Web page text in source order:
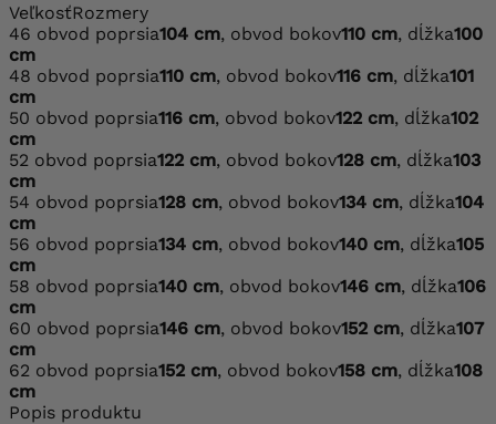
VeľkosťRozmery
46 obvod poprsia104 cm, obvod bokov110 cm, dĺžka100
cm
48 obvod poprsia110 cm, obvod bokov116 cm, dĺžka101
cm
50 obvod poprsia116 cm, obvod bokov122 cm, dĺžka102
cm
52 obvod poprsia122 cm, obvod bokov128 cm, dĺžka103
cm
54 obvod poprsia128 cm, obvod bokov134 cm, dĺžka104
cm
56 obvod poprsia134 cm, obvod bokov140 cm, dĺžka105
cm
58 obvod poprsia140 cm, obvod bokov146 cm, dĺžka106
cm
60 obvod poprsia146 cm, obvod bokov152 cm, dĺžka107
cm
62 obvod poprsia152 cm, obvod bokov158 cm, dĺžka108
cm
Popis produktu